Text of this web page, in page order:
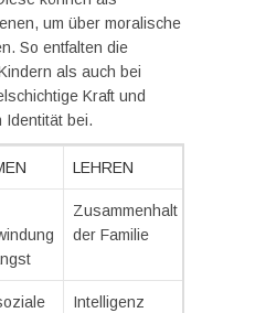
um über moralische
So entfalten die
als auch bei
Kraft und
Identität bei.
LEHREN
Zusammenhalt
der Familie
Intelligenz